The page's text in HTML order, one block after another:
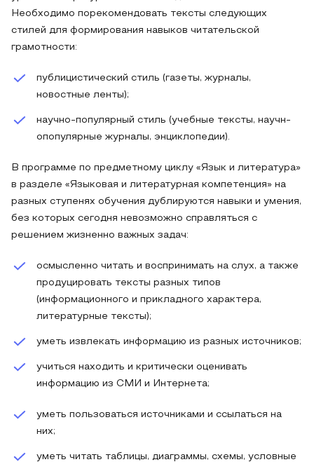
Необходимо порекомендовать тексты следующих
стилей для формирования навыков читательской
грамотности:
публицистический стиль (газеты, журналы,
новостные ленты);
научно-популярный стиль (учебные тексты, научн-
опопулярные журналы, энциклопедии).
В программе по предметному циклу «Язык и литература»
в разделе «Языковая и литературная компетенция» на
разных ступенях обучения дублируются навыки и умения,
без которых сегодня невозможно справляться с
решением жизненно важных задач:
осмысленно читать и воспринимать на слух, а также
продуцировать тексты разных типов
(информационного и прикладного характера,
литературные тексты);
уметь извлекать информацию из разных источников;
учиться находить и критически оценивать
информацию из СМИ и Интернета;
уметь пользоваться источниками и ссылаться на
них;
уметь читать таблицы, диаграммы, схемы, условные